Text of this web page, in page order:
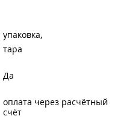
упаковка
тара
Да
оплата через расчётный
счёт